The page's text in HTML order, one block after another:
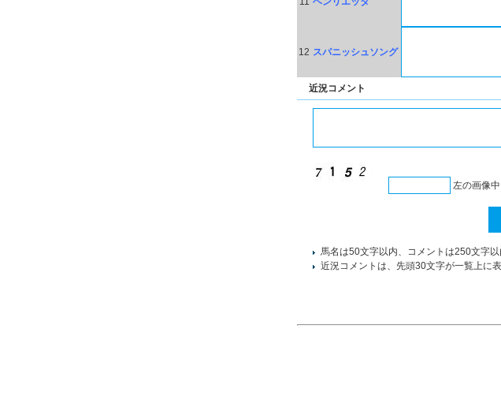
12 スパニッシュソング
近況コメント
左の画像
馬名は50文字以内、コメントは250文字
近況コメントは、先頭30文字が一覧上に